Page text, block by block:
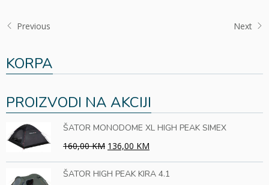
Previous Next
KORPA
PROIZVODI NA AKCIJI
ŠATOR MONODOME XL HIGH PEAK SIMEX
160,00 KM 136,00 KM
ŠATOR HIGH PEAK KIRA 4.1